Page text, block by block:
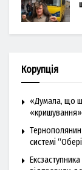
Корупція
«Думала, що
Тернополянин
системі